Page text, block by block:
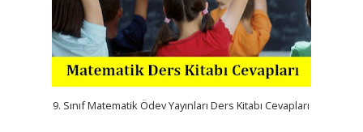
9. Sınıf Matematik Ödev Yayınları Ders Kitabı Cevapları